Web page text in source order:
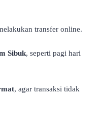
transfer online.
Sibuk, seperti pagi hari
, agar transaksi tidak